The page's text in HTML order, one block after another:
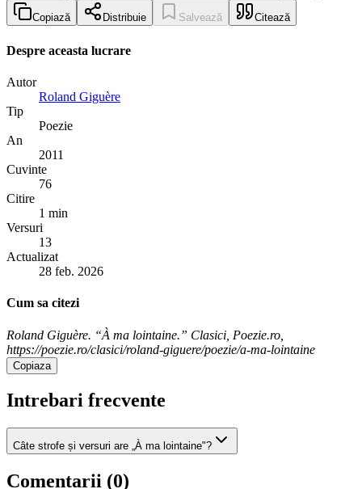
Copiază Distribuie Salvează Citează
Despre aceasta lucrare
Autor
Roland Giguère
Tip
Poezie
An
2011
Cuvinte
76
Citire
1 min
Versuri
13
Actualizat
28 feb. 2026
Cum sa citezi
Roland Giguère. “À ma lointaine.” Clasici, Poezie.ro,
https://poezie.ro/clasici/roland-giguere/poezie/a-ma-lointaine
Copiaza
Intrebari frecvente
Câte strofe și versuri are „À ma lointaine"?
Comentarii (0)